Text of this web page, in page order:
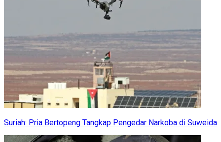
Suriah: Pria Bertopeng Tangkap Pengedar Narkoba di Suweida